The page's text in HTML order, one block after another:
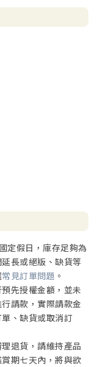
定假日，庫存足夠為
長或絕版、缺貨等
常見訂單問題 。
先授權金額，並未
請款，實際請款金
、缺貨或取消訂
退貨，請維持產品
期七天內，將與欲